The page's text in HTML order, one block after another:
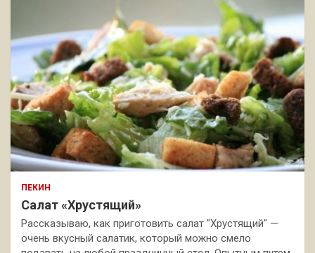
ПЕКИН
Салат «Хрустящий»
Рассказываю, как приготовить салат "Хрустящий" —
очень вкусный салатик, который можно смело